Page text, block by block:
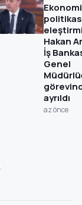
Ekonomi
Hakan
İş
Genel
ayrıldı
az önce